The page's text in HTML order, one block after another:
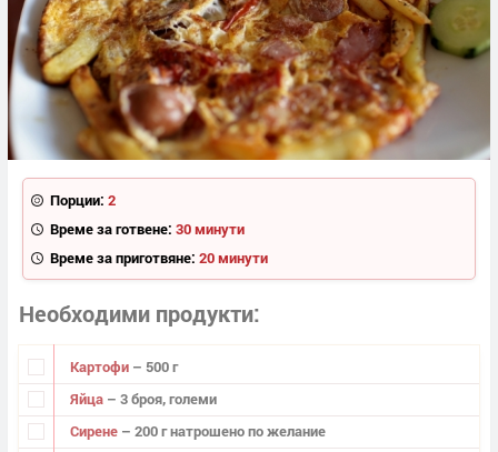
Порции: 2
Време за готвене: 30 минути
Време за приготвяне: 20 минути
Необходими продукти
Картофи – 500 г
Яйца – 3 броя, големи
Сирене – 200 г натрошено по желание